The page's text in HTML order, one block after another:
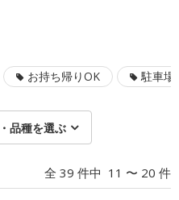
お持ち帰りOK 駐車場
品種を選ぶ
全 39 件中 11 〜 20 件